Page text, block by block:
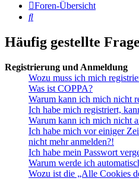
Foren-Übersicht
Suche
Häufig gestellte
Registrierung und Anmeldung
Wozu muss ich mich
Was ist COPPA?
Warum kann ich mich nicht
Ich habe mich registriert,
Warum kann ich mich nicht
Ich habe mich vor einiger
nicht mehr anmelden?!
Ich habe mein Passwort
Warum werde ich
Wozu ist die „Alle Cookies